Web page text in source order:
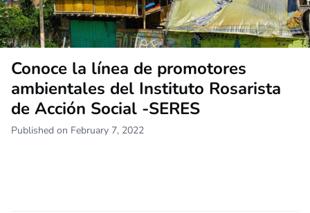
Conoce la línea de promotores
ambientales del Instituto Rosarista
de Acción Social -SERES
Published on February 7, 2022